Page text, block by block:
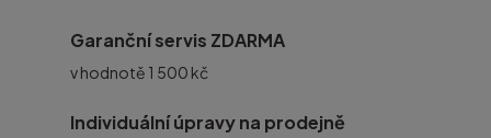
Garanční servis ZDARMA
v hodnotě 1 500 kč
Individuální úpravy na prodejně